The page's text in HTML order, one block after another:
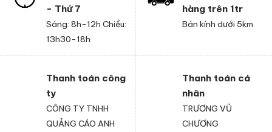
- Thứ 7
Sáng: 8h-12h Chiều:
13h30-18h
hàng trên 1tr
Bán kính dưới 5km
Thanh toán công
ty
CÔNG TY TNHH
QUẢNG CÁO ANH
Thanh toán cá
nhân
TRƯƠNG VŨ
CHƯƠNG